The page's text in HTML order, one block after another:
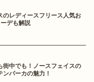
のレディースフリース人気お
デも解説
街中でも！ノースフェイスの
パーカの魅力！